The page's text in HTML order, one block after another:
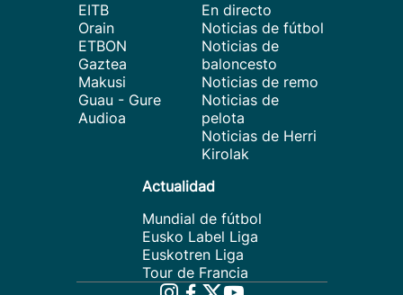
EITB
Orain
ETBON
Gaztea
Makusi
Guau - Gure
Audioa
En directo
Noticias de fútbol
Noticias de
baloncesto
Noticias de remo
Noticias de
pelota
Noticias de Herri
Kirolak
Actualidad
Mundial de fútbol
Eusko Label Liga
Euskotren Liga
Tour de Francia